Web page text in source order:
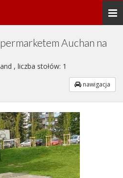
Auchan na
, liczba stołów: 1
nawigacja